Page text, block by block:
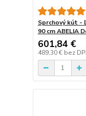
Sprchový kút -
90 cm ABELIA
601,84 €
489,30 € bez